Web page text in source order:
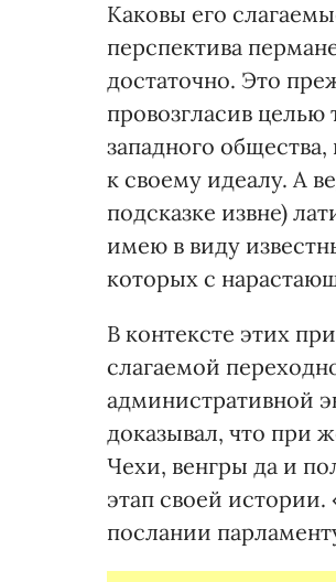
Каковы его
перспектива
достаточно. Это
провозгласив
западного
к своему идеалу. А
подсказке извне)
имею в виду
которых с
В контексте этих
слагаемой
административной
доказывал, что при
Чехи, венгры да и
этап своей
послании